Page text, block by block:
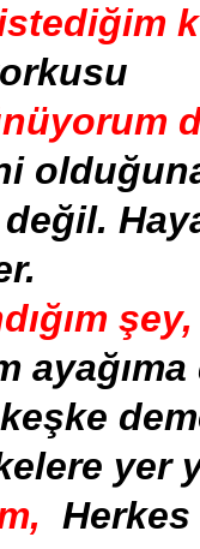
şey,
ayağıma
keşke
yer